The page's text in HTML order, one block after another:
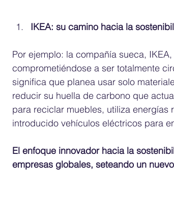
IKEA: su camino hacia la
Por ejemplo: la compañía sueca,
comprometiéndose a ser totalmente
significa que planea usar solo
reducir su huella de carbono que
para reciclar muebles, utiliza
introducido vehículos eléctricos para
El enfoque innovador hacia la
empresas globales, seteando un